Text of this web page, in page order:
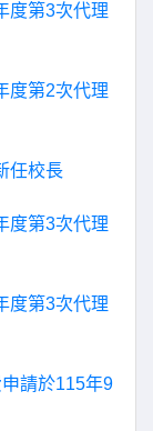
度第3次代理
度第2次代理
任校長
度第3次代理
度第3次代理
請於115年9